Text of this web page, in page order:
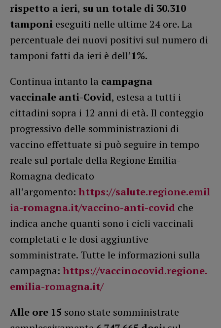
rispetto a ieri, su un totale di 30.310
tamponi eseguiti nelle ultime 24 ore. La
percentuale dei nuovi positivi sul numero di
tamponi fatti da ieri è dell’1%.
Continua intanto la campagna
vaccinale anti-Covid, estesa a tutti i
cittadini sopra i 12 anni di età. Il conteggio
progressivo delle somministrazioni di
vaccino effettuate si può seguire in tempo
reale sul portale della Regione Emilia-
Romagna dedicato
all’argomento: https://salute.regione.emil
ia-romagna.it/vaccino-anti-covid che
indica anche quanti sono i cicli vaccinali
completati e le dosi aggiuntive
somministrate. Tutte le informazioni sulla
campagna: https://vaccinocovid.regione.
emilia-romagna.it/
Alle ore 15 sono state somministrate